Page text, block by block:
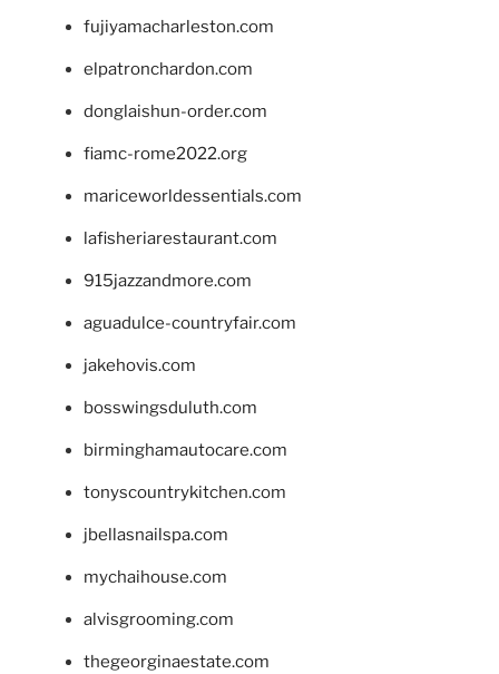
fujiyamacharleston.com
elpatronchardon.com
donglaishun-order.com
fiamc-rome2022.org
mariceworldessentials.com
lafisheriarestaurant.com
915jazzandmore.com
aguadulce-countryfair.com
jakehovis.com
bosswingsduluth.com
birminghamautocare.com
tonyscountrykitchen.com
jbellasnailspa.com
mychaihouse.com
alvisgrooming.com
thegeorginaestate.com